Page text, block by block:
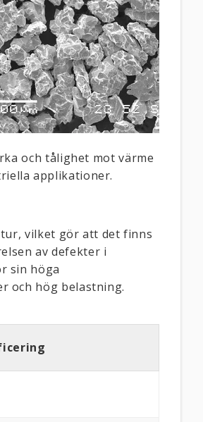
och tålighet mot värme
applikationer.
vilket gör att det finns
av defekter i
sin höga
och hög belastning.